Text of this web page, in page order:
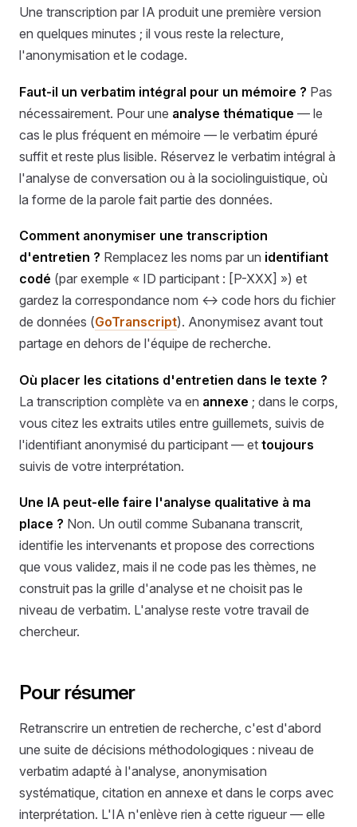
Une transcription par IA produit une première version
en quelques minutes ; il vous reste la relecture,
l'anonymisation et le codage.
Faut-il un verbatim intégral pour un mémoire ? Pas
nécessairement. Pour une analyse thématique — le
cas le plus fréquent en mémoire — le verbatim épuré
suffit et reste plus lisible. Réservez le verbatim intégral à
l'analyse de conversation ou à la sociolinguistique, où
la forme de la parole fait partie des données.
Comment anonymiser une transcription
d'entretien ? Remplacez les noms par un identifiant
codé (par exemple « ID participant : [P-XXX] ») et
gardez la correspondance nom ↔ code hors du fichier
de données (GoTranscript). Anonymisez avant tout
partage en dehors de l'équipe de recherche.
Où placer les citations d'entretien dans le texte ?
La transcription complète va en annexe ; dans le corps,
vous citez les extraits utiles entre guillemets, suivis de
l'identifiant anonymisé du participant — et toujours
suivis de votre interprétation.
Une IA peut-elle faire l'analyse qualitative à ma
place ? Non. Un outil comme Subanana transcrit,
identifie les intervenants et propose des corrections
que vous validez, mais il ne code pas les thèmes, ne
construit pas la grille d'analyse et ne choisit pas le
niveau de verbatim. L'analyse reste votre travail de
chercheur.
Pour résumer
Retranscrire un entretien de recherche, c'est d'abord
une suite de décisions méthodologiques : niveau de
verbatim adapté à l'analyse, anonymisation
systématique, citation en annexe et dans le corps avec
interprétation. L'IA n'enlève rien à cette rigueur — elle